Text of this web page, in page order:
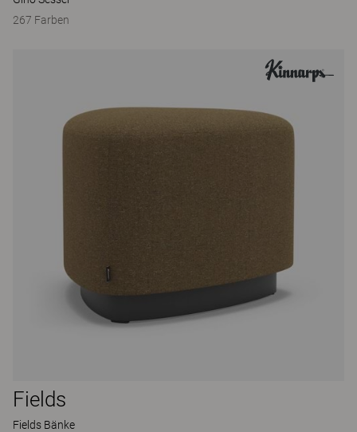
267 Farben
Fields
Fields Bänke